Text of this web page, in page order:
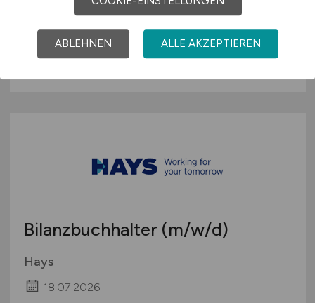
18.07.2026
Bilanzbuchhalter (m/w/d)
Hays
18.07.2026
ABLEHNEN ALLE AKZEPTIEREN